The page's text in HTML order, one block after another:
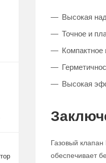
Высокая
Точное и
Компактное
Высокая
Газовый
обеспечивает